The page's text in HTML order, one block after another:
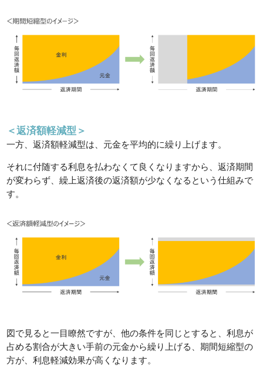
＜返済額軽減型＞
一方、返済額軽減型は、元金を平均的に繰り上げます。
それに付随する利息を払わなくて良くなりますから、返済期間
が変わらず、繰上返済後の返済額が少なくなるという仕組みで
す。
図で見ると一目瞭然ですが、他の条件を同じとすると、利息が
占める割合が大きい手前の元金から繰り上げる、期間短縮型の
方が、利息軽減効果が高くなります。